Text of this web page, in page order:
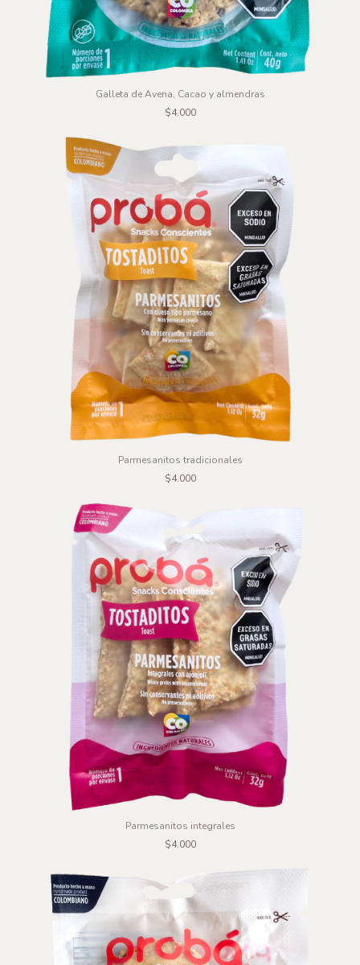
Galleta de Avena, Cacao y almendras
$4.000
Parmesanitos tradicionales
$4.000
Parmesanitos integrales
$4.000